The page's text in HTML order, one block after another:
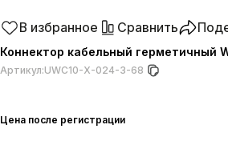
В избранное Сравнить
Коннектор кабельный герметичный
Артикул:UWC10-X-024-3-68
Цена после регистрации